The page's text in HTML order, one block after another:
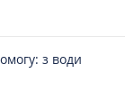
з води